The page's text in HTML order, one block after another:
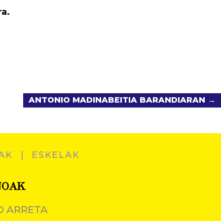
ANTONIO MADINABEITIA BARANDIARAN →
ESKELAK
ARRETA